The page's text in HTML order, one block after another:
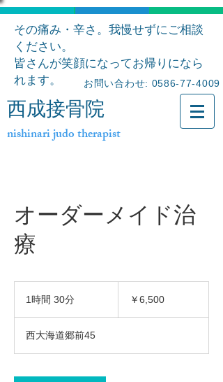
お問い合わせ: 0586-77-4009
その痛み・辛さ。我慢せずにご相談
ください。
皆さんが笑顔になってお帰りになら
れます。
西成接骨院
nishinari judo therapist
オーダーメイド治
療
1時間 30分
0
分
￥6,500
西大海道郷前45